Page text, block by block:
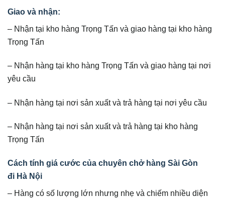
Giao và nhận:
– Nhận tại kho hàng Trọng Tấn và giao hàng tại kho hàng
Trọng Tấn
– Nhận hàng tại kho hàng Trọng Tấn và giao hàng tại nơi
yêu cầu
– Nhận hàng tại nơi sản xuất và trả hàng tại nơi yêu cầu
– Nhận hàng tại nơi sản xuất và trả hàng tại kho hàng
Trọng Tấn
Cách tính giá cước của chuyên chở hàng Sài Gòn
đi Hà Nội
– Hàng có số lượng lớn nhưng nhẹ và chiếm nhiều diện